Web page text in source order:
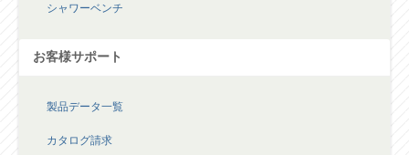
シャワーベンチ
お客様サポート
製品データ一覧
カタログ請求